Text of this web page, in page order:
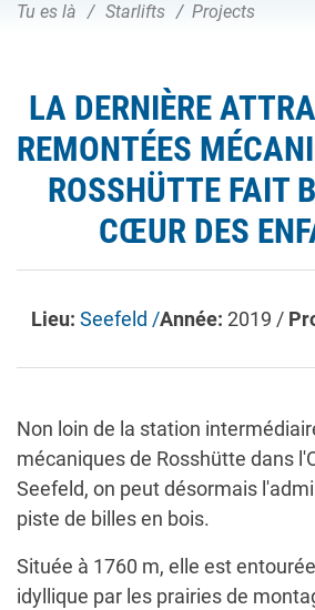
Tu es là Starlifts Projects
LA DERNIÈRE
REMONTÉES
ROSSHÜTTE FAIT
CŒUR DES
Lieu: Seefeld /Année: 2019 /
Non loin de la station
mécaniques de Rosshütte dans
Seefeld, on peut désormais
piste de billes en bois.
Située à 1760 m, elle est
idyllique par les prairies de